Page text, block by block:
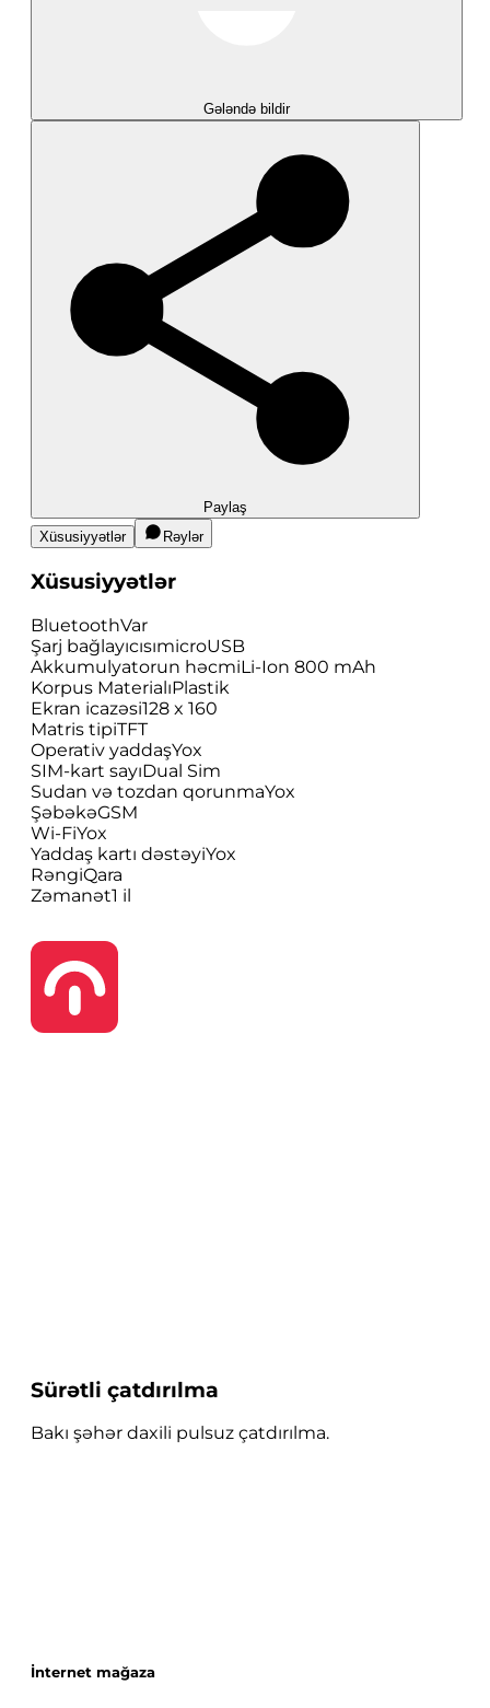
Gələndə bildir
Paylaş
Xüsusiyyətlər
Rəylər
Xüsusiyyətlər
BluetoothVar
Şarj bağlayıcısımicroUSB
Akkumulyatorun həcmiLi-Ion 800 mAh
Korpus MaterialıPlastik
Ekran icazəsi128 x 160
Matris tipiTFT
Operativ yaddaşYox
SIM-kart sayıDual Sim
Sudan və tozdan qorunmaYox
ŞəbəkəGSM
Wi-FiYox
Yaddaş kartı dəstəyiYox
RəngiQara
Zəmanət1 il
Sürətli çatdırılma
Bakı şəhər daxili pulsuz çatdırılma.
İnternet mağaza